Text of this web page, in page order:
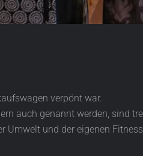
verpönt war.
auch genannt werden, sind
und der eigenen Fitness